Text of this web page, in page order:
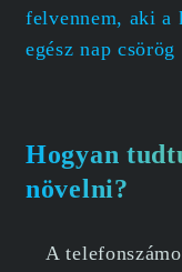
felvennem, aki a
egész nap
Hogyan
növelni?
A